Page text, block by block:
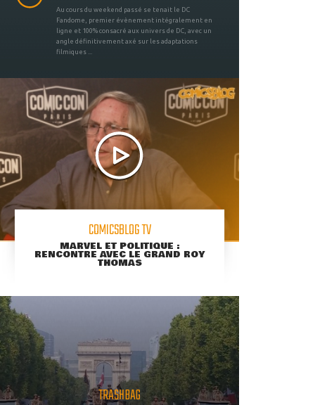
Au cours du weekend passé se tenait le DC
Fandome, premier évènement intégralement en
ligne et 100% consacré aux univers de DC, avec un
angle définitivement axé sur les adaptations
filmiques ...
COMICSBLOG TV
MARVEL ET POLITIQUE :
RENCONTRE AVEC LE GRAND ROY
THOMAS
TRASHBAG